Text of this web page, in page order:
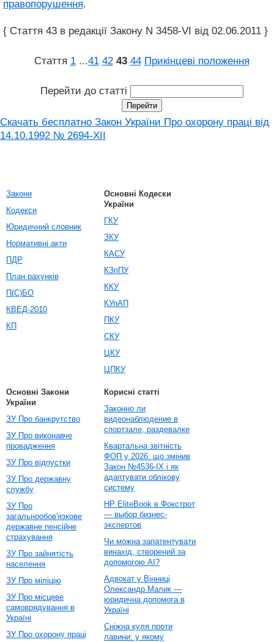
правопорушення.
{ Стаття 43 в редакції Закону N 3458-VI від 02.06.2011 }
Стаття 1 ...41 42 43 44 Прикінцеві положення
Перейти до статті
Скачать бесплатно Закон України Про охорону праці вiд
14.10.1992 № 2694-XII
Закони
Кодекси
Юридичний словник
Нормативні акти
ПДР
План рахунків
П(С)БО
КВЕД-2010
КП
Основні Кодески
України
ГКУ
ЗКУ
КАСУ
КЗпПУ
ККУ
КУпАП
ПКУ
СКУ
ЦКУ
ЦПКУ
Основні Закони
України
ЗУ Про банкрутство
ЗУ Про виконавче
провадження
ЗУ Про відпустки
ЗУ Про державну
службу
ЗУ Про
загальнообов'язкове
державне пенсійне
страхування
ЗУ Про зайнятість
населення
ЗУ Про міліцію
ЗУ Про місцеве
самоврядування в
Україні
ЗУ Про охорону праці
Корисні статті
Законно ли
видеонаблюдение в
спортзале, раздевалке
Квартальна звітність
ФОП у 2026: що змінив
Закон №4536-IX і як
адаптувати облікову
систему
HP EliteBook в Фокстрот
— выбор бизнес-
экспертов
Чи можна запатентувати
винахід, створений за
допомогою AI?
Адвокат у Вінниці
Олександр Малик —
юридична допомога в
Україні
Сніжна куля проти
лавини: у якому